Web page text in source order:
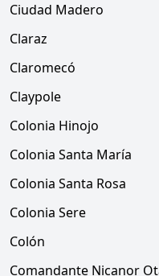
Ciudad Madero
Claraz
Claromecó
Claypole
Colonia Hinojo
Colonia Santa María
Colonia Santa Rosa
Colonia Sere
Colón
Comandante Nicanor